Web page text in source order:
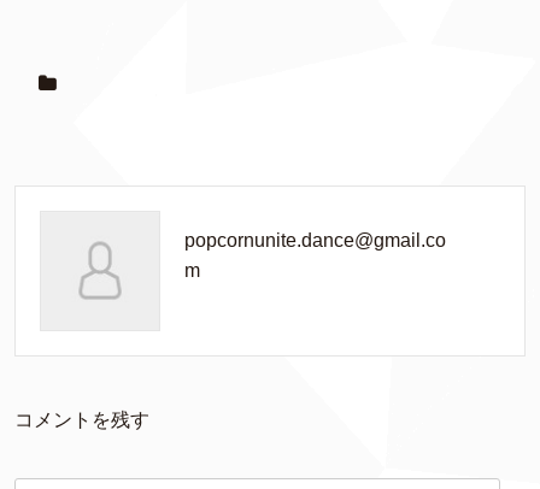
popcornunite.dance@gmail.co
m
コメントを残す